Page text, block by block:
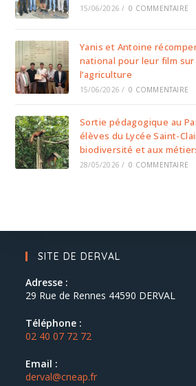
15/06/2026 / 0 COMMENTAIRE
Yanis et Antoine
national pour leur film
l’agriculture
15/06/2026 / 0 COMMENTAIRE
Sortie pédagogique au
élèves du Lycée Saint-
biodiversité et aux
28/05/2026 / 0 COMMENTAIRE
SITE DE DERVAL
Adresse :
29 Rue de Rennes 44590 DERVAL
Téléphone :
02 40 07 72 72
Email :
derval@cneap.fr